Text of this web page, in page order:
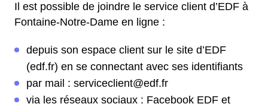
Il est possible de joindre le service client d’EDF à
Fontaine-Notre-Dame en ligne :
depuis son espace client sur le site d’EDF
(edf.fr) en se connectant avec ses identifiants
par mail : serviceclient@edf.fr
via les réseaux sociaux : Facebook EDF et